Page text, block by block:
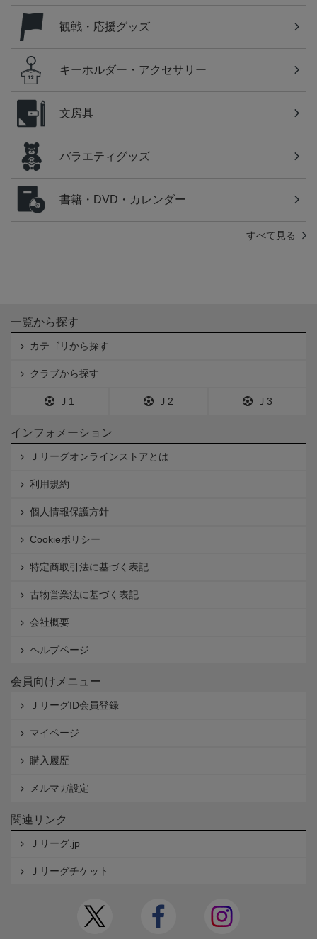
観戦・応援グッズ
キーホルダー・アクセサリー
文房具
バラエティグッズ
書籍・DVD・カレンダー
すべて見る
一覧から探す
カテゴリから探す
クラブから探す
Ｊ1 Ｊ2 Ｊ3
インフォメーション
Ｊリーグオンラインストアとは
利用規約
個人情報保護方針
Cookieポリシー
特定商取引法に基づく表記
古物営業法に基づく表記
会社概要
ヘルプページ
会員向けメニュー
ＪリーグID会員登録
マイページ
購入履歴
メルマガ設定
関連リンク
Ｊリーグ.jp
Ｊリーグチケット